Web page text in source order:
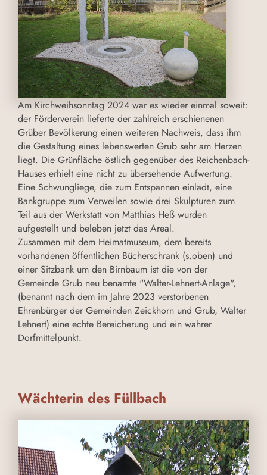
Am Kirchweihsonntag 2024 war es wieder einmal soweit:
der Förderverein lieferte der zahlreich erschienenen
Grüber Bevölkerung einen weiteren Nachweis, dass ihm
die Gestaltung eines lebenswerten Grub sehr am Herzen
liegt. Die Grünfläche östlich gegenüber des Reichenbach-
Hauses erhielt eine nicht zu übersehende Aufwertung.
Eine Schwungliege, die zum Entspannen einlädt, eine
Bankgruppe zum Verweilen sowie drei Skulpturen zum
Teil aus der Werkstatt von Matthias Heß wurden
aufgestellt und beleben jetzt das Areal.
Zusammen mit dem Heimatmuseum, dem bereits
vorhandenen öffentlichen Bücherschrank (s.oben) und
einer Sitzbank um den Birnbaum ist die von der
Gemeinde Grub neu benamte "Walter-Lehnert-Anlage",
(benannt nach dem im Jahre 2023 verstorbenen
Ehrenbürger der Gemeinden Zeickhorn und Grub, Walter
Lehnert) eine echte Bereicherung und ein wahrer
Dorfmittelpunkt.
Wächterin des Füllbach